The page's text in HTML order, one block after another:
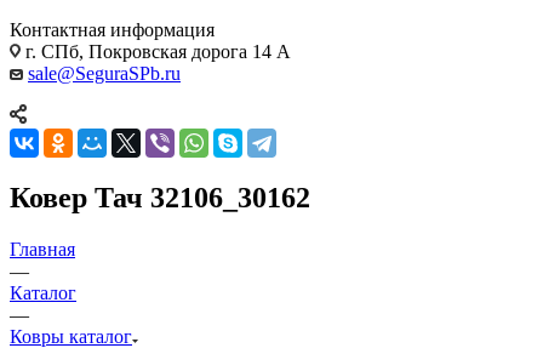
Контактная информация
г. СПб, Покровская дорога 14 А
sale@SeguraSPb.ru
Ковер Тач 32106_30162
Главная
—
Каталог
—
Ковры каталог